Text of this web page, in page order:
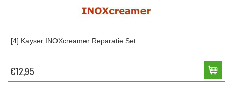
[4] Kayser INOXcreamer Reparatie Set
€12,95